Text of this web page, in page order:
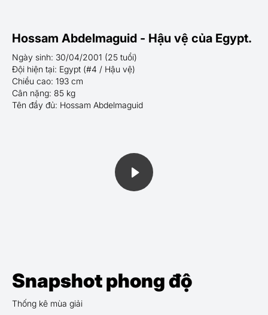
Hossam Abdelmaguid - Hậu vệ của Egypt.
Ngày sinh: 30/04/2001 (25 tuổi)
Đội hiện tại: Egypt (#4 / Hậu vệ)
Chiều cao: 193 cm
Cân nặng: 85 kg
Tên đầy đủ: Hossam Abdelmaguid
Snapshot phong độ
Thống kê mùa giải